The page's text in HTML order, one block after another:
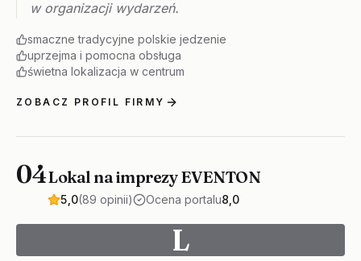
w organizacji wydarzeń.
smaczne tradycyjne polskie jedzenie
uprzejma i pomocna obsługa
świetna lokalizacja w centrum
ZOBACZ PROFIL FIRMY
04Lokal na imprezy EVENTON
5,0(89 opinii) Ocena portalu8,0
L